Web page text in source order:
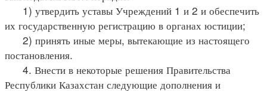
1) утвердить уставы Учреждений 1 и 2 и обеспечить
их государственную регистрацию в органах юстиции;
2) принять иные меры, вытекающие из настоящего
постановления.
4. Внести в некоторые решения Правительства
Республики Казахстан следующие дополнения и